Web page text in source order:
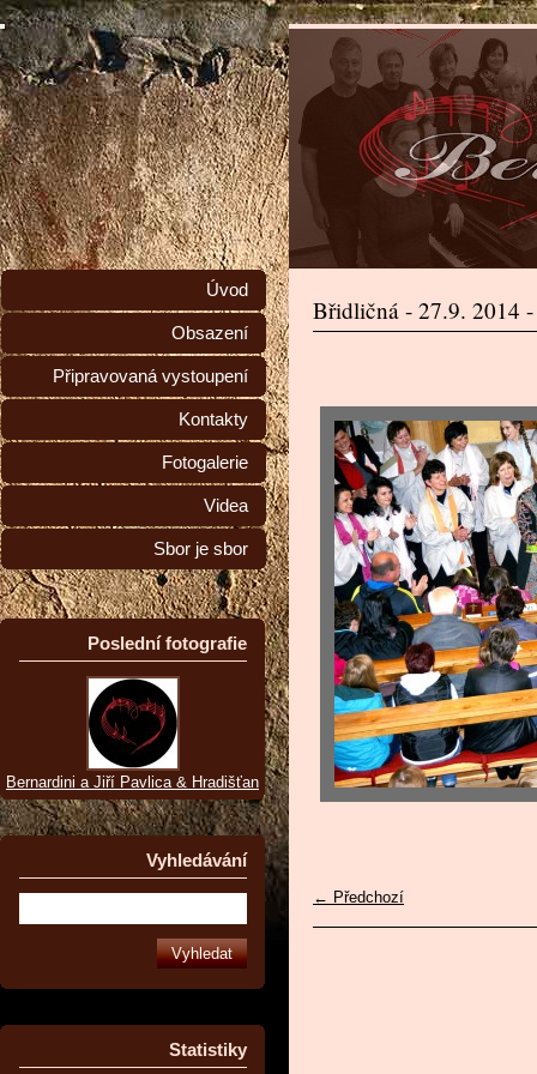
Břidličná - 27.9. 2014
← Předchozí
Úvod
Obsazení
Připravovaná vystoupení
Kontakty
Fotogalerie
Videa
Sbor je sbor
Poslední fotografie
Bernardini a Jiří Pavlica & Hradišťan
Vyhledávání
Statistiky